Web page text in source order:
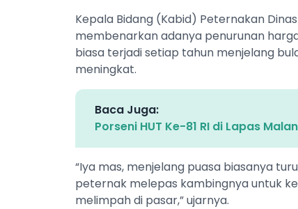
​Kepala Bidang (Kabid) Peternakan
membenarkan adanya penurunan
biasa terjadi setiap tahun menjelang
meningkat.
Baca Juga:
Porseni HUT Ke-81 RI di Lapas
​“Iya mas, menjelang puasa biasanya
peternak melepas kambingnya untuk
melimpah di pasar,” ujarnya.